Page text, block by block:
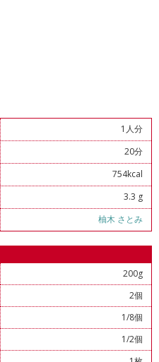
1人分
20分
754kcal
3.3 g
柚木 さとみ
200g
2個
1/8個
1/2個